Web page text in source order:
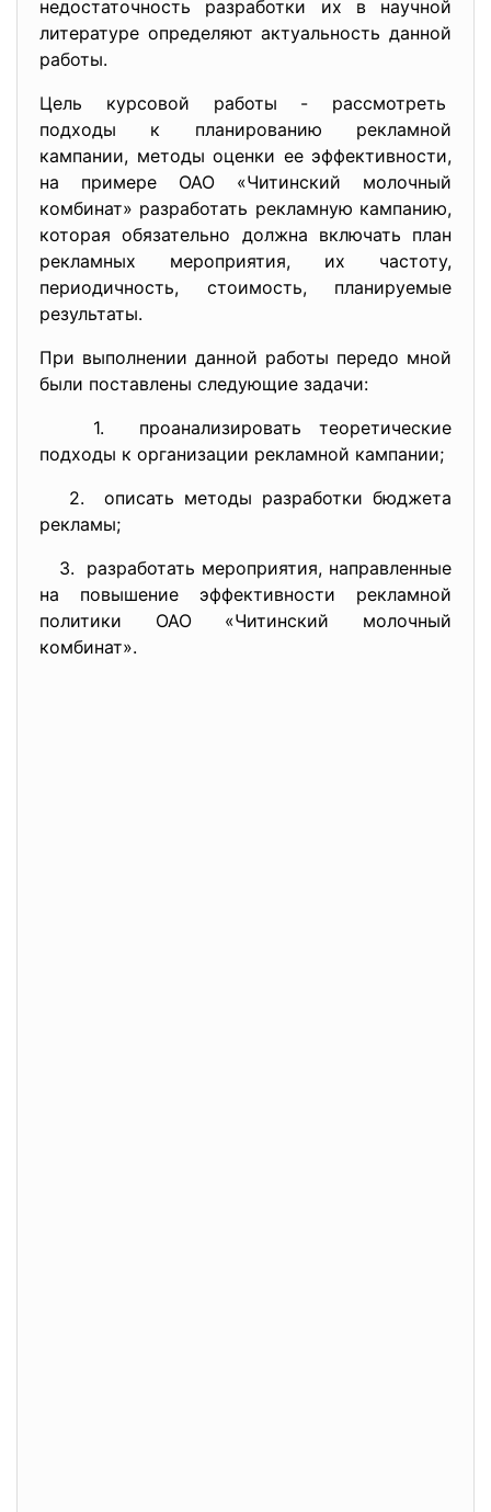
недостаточность разработки их в научной
литературе определяют актуальность данной
работы.
Цель курсовой работы - рассмотреть
подходы к планированию рекламной
кампании, методы оценки ее эффективности,
на примере ОАО «Читинский молочный
комбинат» разработать рекламную кампанию,
которая обязательно должна включать план
рекламных мероприятия, их частоту,
периодичность, стоимость, планируемые
результаты.
При выполнении данной работы передо мной
были поставлены следующие задачи:
1. проанализировать теоретические
подходы к организации рекламной кампании;
2. описать методы разработки бюджета
рекламы;
3. разработать мероприятия, направленные
на повышение эффективности рекламной
политики ОАО «Читинский молочный
комбинат».